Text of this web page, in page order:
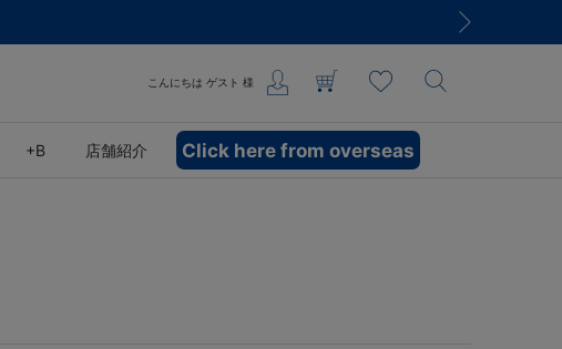
こんにちは ゲスト 様
+B 店舗紹介 Click here from overseas